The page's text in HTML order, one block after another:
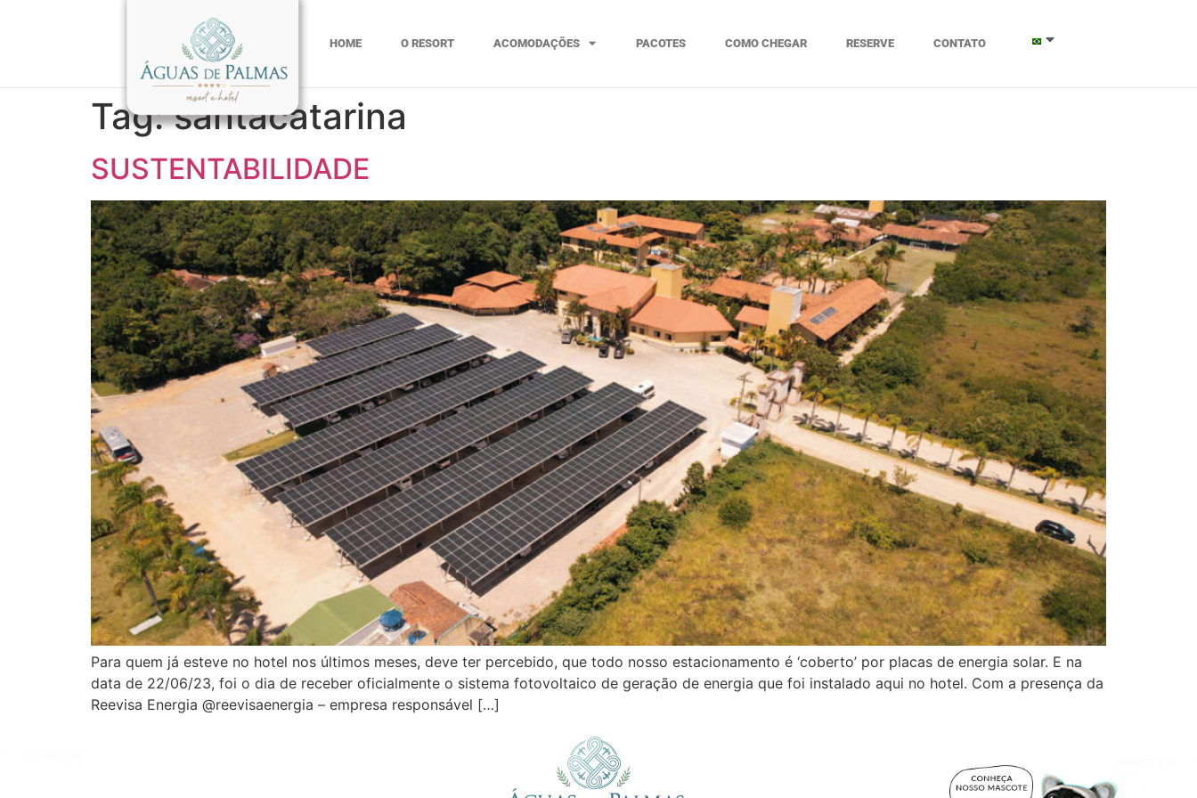
HOME O RESORT ACOMODAÇÕES PACOTES COMO CHEGAR RESERVE CONTATO
Tag:santacatarina
SUSTENTABILIDADE
Para quem já esteve no hotel nos últimos meses, deve ter percebido, que todo nosso estacionamento é ‘coberto’ por placas de energia solar. E na
data de 22/06/23, foi o dia de receber oficialmente o sistema fotovoltaico de geração de energia que foi instalado aqui no hotel. Com a presença da
Reevisa Energia @reevisaenergia – empresa responsável […]